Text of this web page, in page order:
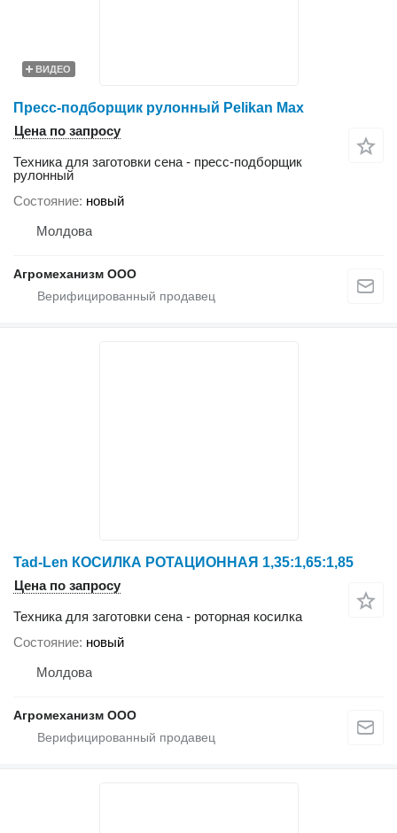
ВИДЕО
Пресс-подборщик рулонный Pelikan Max
Цена по запросу
Техника для заготовки сена - пресс-подборщик
рулонный
Состояние новый
Молдова
Агромеханизм ООО
Tad-Len КОСИЛКА РОТАЦИОННАЯ 1,35:1,65:1,85
Цена по запросу
Техника для заготовки сена - роторная косилка
Состояние новый
Молдова
Агромеханизм ООО